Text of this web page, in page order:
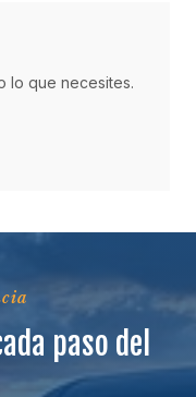
lo que necesites.
paso del